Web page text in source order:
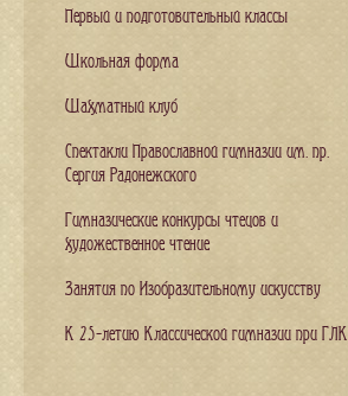
Первый и подготовительный классы
Школьная форма
Шахматный клуб
Спектакли Православной гимназии им. пр.
Сергия Радонежского
Гимназические конкурсы чтецов и
художественное чтение
Занятия по Изобразительному искусству
К 25-летию Классической гимназии при ГЛК